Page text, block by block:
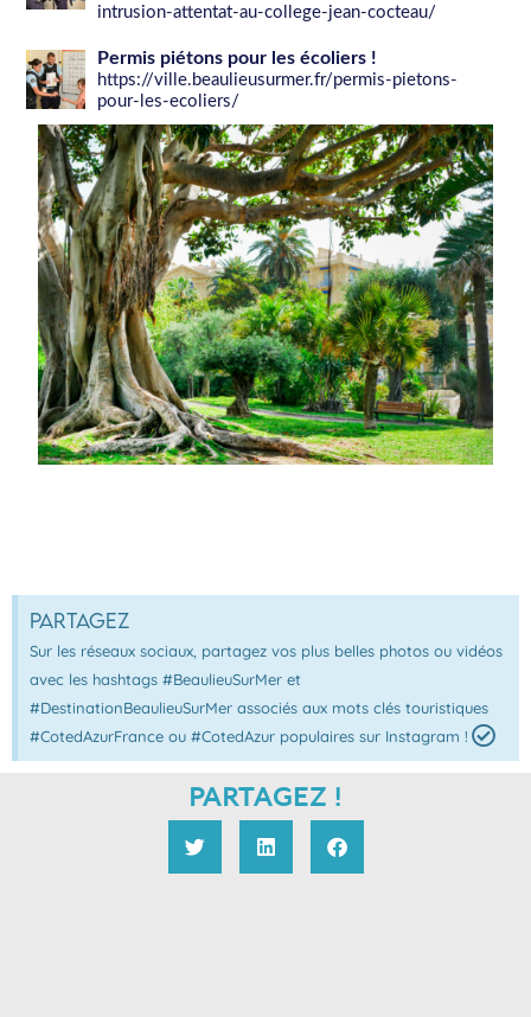
intrusion-attentat-au-college-jean-cocteau/
Permis piétons pour les écoliers !
https://ville.beaulieusurmer.fr/permis-pietons-
pour-les-ecoliers/
Partagez
Sur les réseaux sociaux, partagez vos plus belles photos ou vidéos
avec les hashtags #BeaulieuSurMer et
#DestinationBeaulieuSurMer associés aux mots clés touristiques
#CotedAzurFrance ou #CotedAzur populaires sur Instagram !
PARTAGEZ !